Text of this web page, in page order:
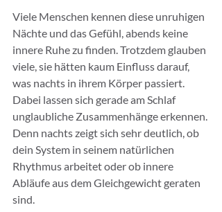
Viele Menschen kennen diese unruhigen
Nächte und das Gefühl, abends keine
innere Ruhe zu finden. Trotzdem glauben
viele, sie hätten kaum Einfluss darauf,
was nachts in ihrem Körper passiert.
Dabei lassen sich gerade am Schlaf
unglaubliche Zusammenhänge erkennen.
Denn nachts zeigt sich sehr deutlich, ob
dein System in seinem natürlichen
Rhythmus arbeitet oder ob innere
Abläufe aus dem Gleichgewicht geraten
sind.